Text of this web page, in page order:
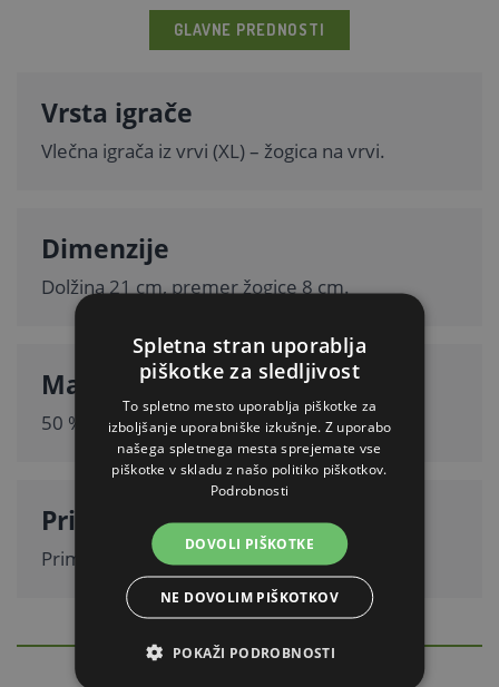
GLAVNE PREDNOSTI
Vrsta igrače
Vlečna igrača iz vrvi (XL) – žogica na vrvi.
Dimenzije
Dolžina 21 cm, premer žogice 8 cm.
Material
50 % juta, 50 % bombaž.
Primernost
Primerno za velike pse.
PODROBEN OPIS
Spletna stran uporablja
piškotke za sledljivost
To spletno mesto uporablja piškotke za
izboljšanje uporabniške izkušnje. Z uporabo
našega spletnega mesta sprejemate vse
piškotke v skladu z našo politiko piškotkov.
Podrobnosti
DOVOLI PIŠKOTKE
NE DOVOLIM PIŠKOTKOV
POKAŽI PODROBNOSTI